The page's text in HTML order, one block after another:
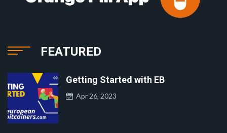
FEATURED
Getting Started with EB
Apr 26, 2023